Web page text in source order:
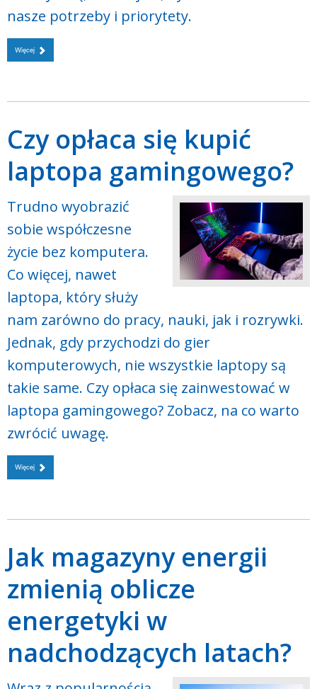
nasze potrzeby i priorytety.
Więcej
Czy opłaca się kupić
laptopa gamingowego?
Trudno wyobrazić
sobie współczesne
życie bez komputera.
Co więcej, nawet
laptopa, który służy
nam zarówno do pracy, nauki, jak i rozrywki.
Jednak, gdy przychodzi do gier
komputerowych, nie wszystkie laptopy są
takie same. Czy opłaca się zainwestować w
laptopa gamingowego? Zobacz, na co warto
zwrócić uwagę.
Więcej
Jak magazyny energii
zmienią oblicze
energetyki w
nadchodzących latach?